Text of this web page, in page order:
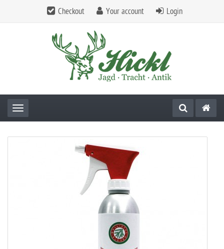
Checkout Your account Login
Toggle navigation